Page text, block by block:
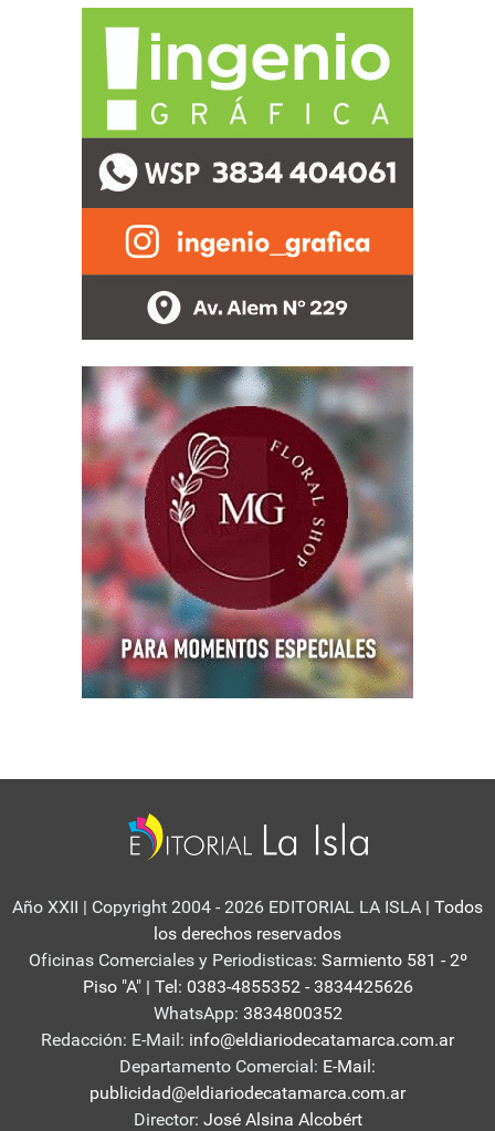
Año XXII | Copyright 2004 - 2026 EDITORIAL LA ISLA | Todos
los derechos reservados
Oficinas Comerciales y Periodisticas: Sarmiento 581 - 2º
Piso "A" | Tel: 0383-4855352 - 3834425626
WhatsApp: 3834800352
Redacción: E-Mail: info@eldiariodecatamarca.com.ar
Departamento Comercial: E-Mail:
publicidad@eldiariodecatamarca.com.ar
Director: José Alsina Alcobért